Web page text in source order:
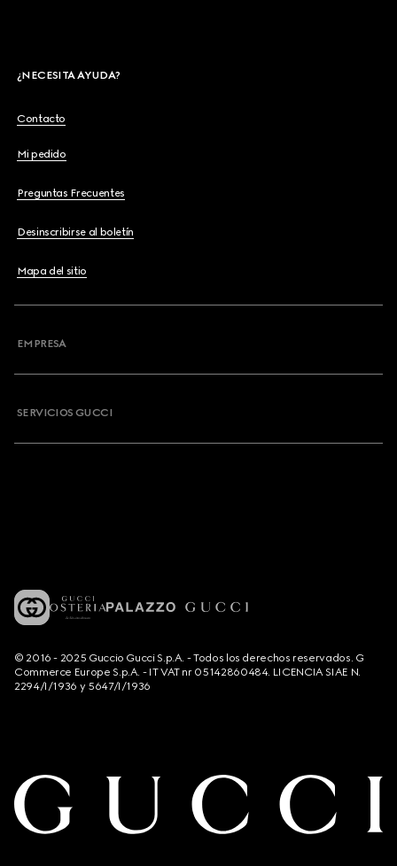
¿NECESITA AYUDA?
Contacto
Mi pedido
Preguntas Frecuentes
Desinscribirse al boletín
Mapa del sitio
EMPRESA
SERVICIOS GUCCI
© 2016 - 2025 Guccio Gucci S.p.A. - Todos los derechos reservados. G
Commerce Europe S.p.A. - IT VAT nr 05142860484. LICENCIA SIAE N.
2294/I/1936 y 5647/I/1936